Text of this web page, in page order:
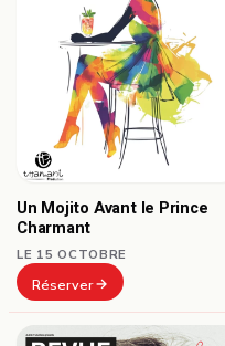
Un Mojito Avant le Prince
Charmant
LE 15 OCTOBRE
Réserver